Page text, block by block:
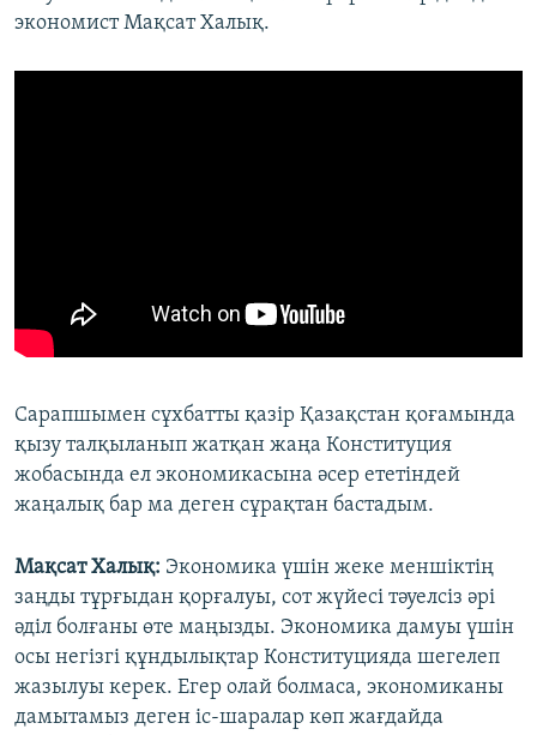
экономист Мақсат Халық.
Сарапшымен сұхбатты қазір Қазақстан қоғамында
қызу талқыланып жатқан жаңа Конституция
жобасында ел экономикасына әсер ететіндей
жаңалық бар ма деген сұрақтан бастадым.
Мақсат Халық: Экономика үшін жеке меншіктің
заңды тұрғыдан қорғалуы, сот жүйесі тәуелсіз әрі
әділ болғаны өте маңызды. Экономика дамуы үшін
осы негізгі құндылықтар Конституцияда шегелеп
жазылуы керек. Егер олай болмаса, экономиканы
дамытамыз деген іс-шаралар көп жағдайда